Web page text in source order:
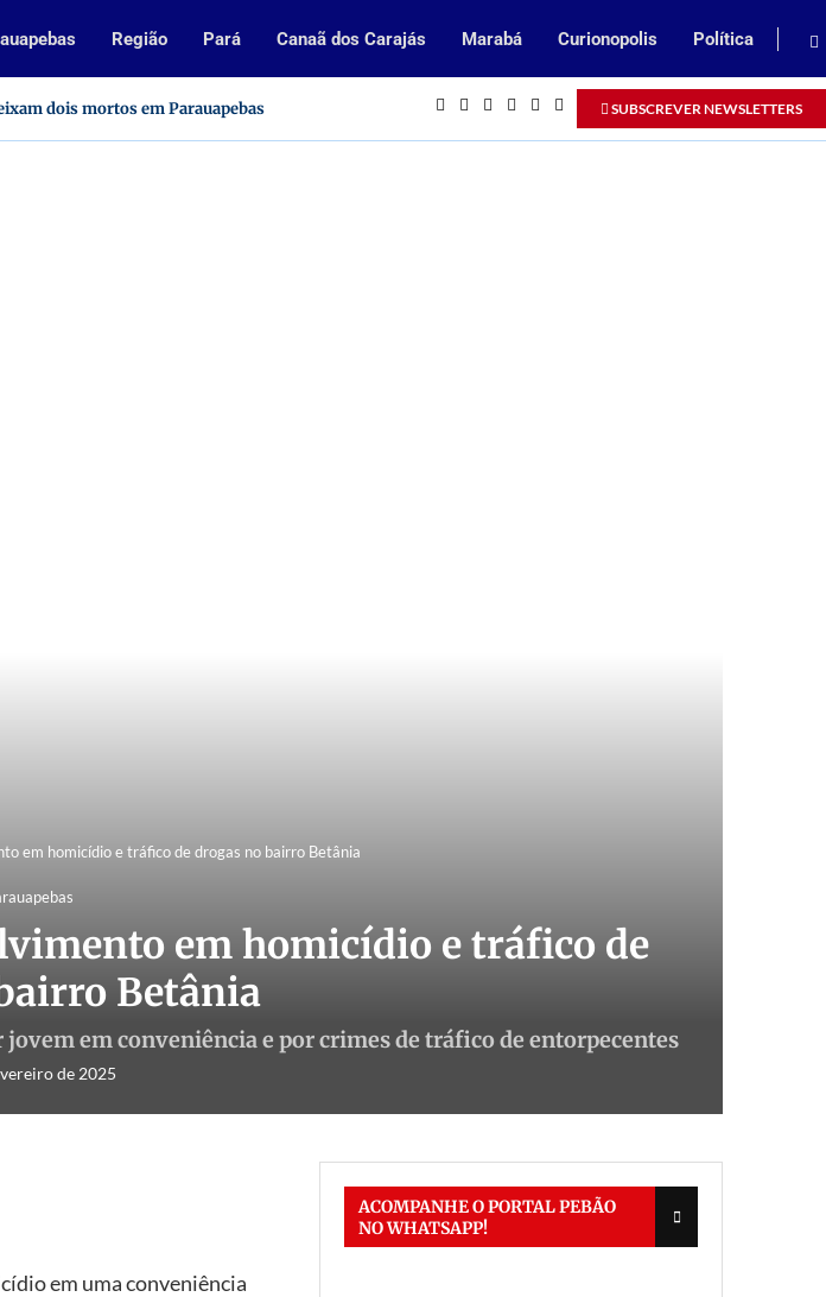
Região Pará Canaã dos Carajás Marabá Curionopolis Política
dois mortos em Parauapebas Inscrições abertas para processo
SUBSCREVER NEWSLETTERS
em homicídio e tráfico de drogas no bairro Betânia
em homicídio e tráfico de
Betânia
em conveniência e por crimes de tráfico de entorpecentes
de 2025
em uma conveniência
ACOMPANHE O PORTAL PEBÃO
NO WHATSAPP!